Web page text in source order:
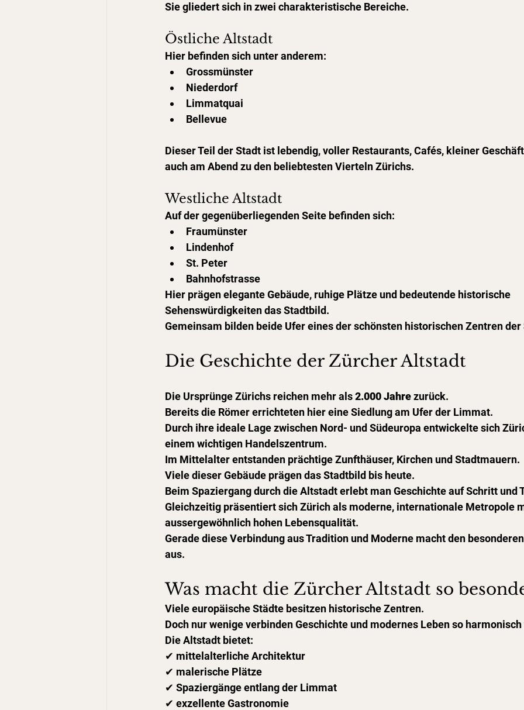
Sie gliedert sich in zwei charakteristische Bereiche.
Östliche Altstadt
Hier befinden sich unter anderem:
Grossmünster
Niederdorf
Limmatquai
Bellevue
Dieser Teil der Stadt ist lebendig, voller Restaurants, Cafés, kleiner
auch am Abend zu den beliebtesten Vierteln Zürichs.
Westliche Altstadt
Auf der gegenüberliegenden Seite befinden sich:
Fraumünster
Lindenhof
St. Peter
Bahnhofstrasse
Hier prägen elegante Gebäude, ruhige Plätze und bedeutende historische
Sehenswürdigkeiten das Stadtbild.
Gemeinsam bilden beide Ufer eines der schönsten historischen Zentren der
Die Geschichte der Zürcher Altstadt
Die Ursprünge Zürichs reichen mehr als 2.000 Jahre zurück.
Bereits die Römer errichteten hier eine Siedlung am Ufer der Limmat.
Durch ihre ideale Lage zwischen Nord- und Südeuropa entwickelte sich
einem wichtigen Handelszentrum.
Im Mittelalter entstanden prächtige Zunfthäuser, Kirchen und Stadtmauern.
Viele dieser Gebäude prägen das Stadtbild bis heute.
Beim Spaziergang durch die Altstadt erlebt man Geschichte auf Schritt und
Gleichzeitig präsentiert sich Zürich als moderne, internationale Metropole
aussergewöhnlich hohen Lebensqualität.
Gerade diese Verbindung aus Tradition und Moderne macht den
aus.
Was macht die Zürcher Altstadt so
Viele europäische Städte besitzen historische Zentren.
Doch nur wenige verbinden Geschichte und modernes Leben so
Die Altstadt bietet:
✔ mittelalterliche Architektur
✔ malerische Plätze
✔ Spaziergänge entlang der Limmat
✔ exzellente Gastronomie